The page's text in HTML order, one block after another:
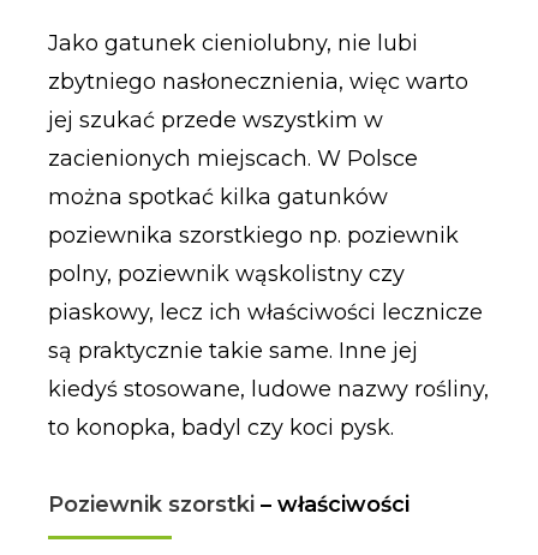
Jako gatunek cieniolubny, nie lubi
zbytniego nasłonecznienia, więc warto
jej szukać przede wszystkim w
zacienionych miejscach. W Polsce
można spotkać kilka gatunków
poziewnika szorstkiego np. poziewnik
polny, poziewnik wąskolistny czy
piaskowy, lecz ich właściwości lecznicze
są praktycznie takie same. Inne jej
kiedyś stosowane, ludowe nazwy rośliny,
to konopka, badyl czy koci pysk.
Poziewnik szorstki – właściwości